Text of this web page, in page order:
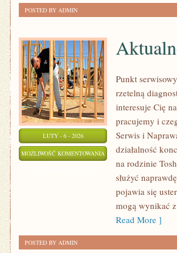
POSTED BY ADMIN
LUTY - 6 - 2026
MOŻLIWOŚĆ KOMENTOWANIA AKTUALNOŚCI
NOWOŚCI
TOSHIBA
Punkt
rzetelną
interesuje Cię
pracujemy i
Serwis i
działalność
na rodzinie
służyć
pojawia się
mogą wynikać
Read More ]
POSTED BY ADMIN